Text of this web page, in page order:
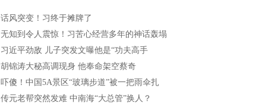
话风突变！习终于摊牌了
无知到令人震惊！习苦心经营多年的神话轰塌
习近平劲敌 儿子突发文曝他是“功夫高手
胡锦涛大秘高调现身 他奉命架空蔡奇
吓傻！中国5A景区“玻璃步道”被一把雨伞扎
传元老帮突然发难 中南海“大总管”换人？